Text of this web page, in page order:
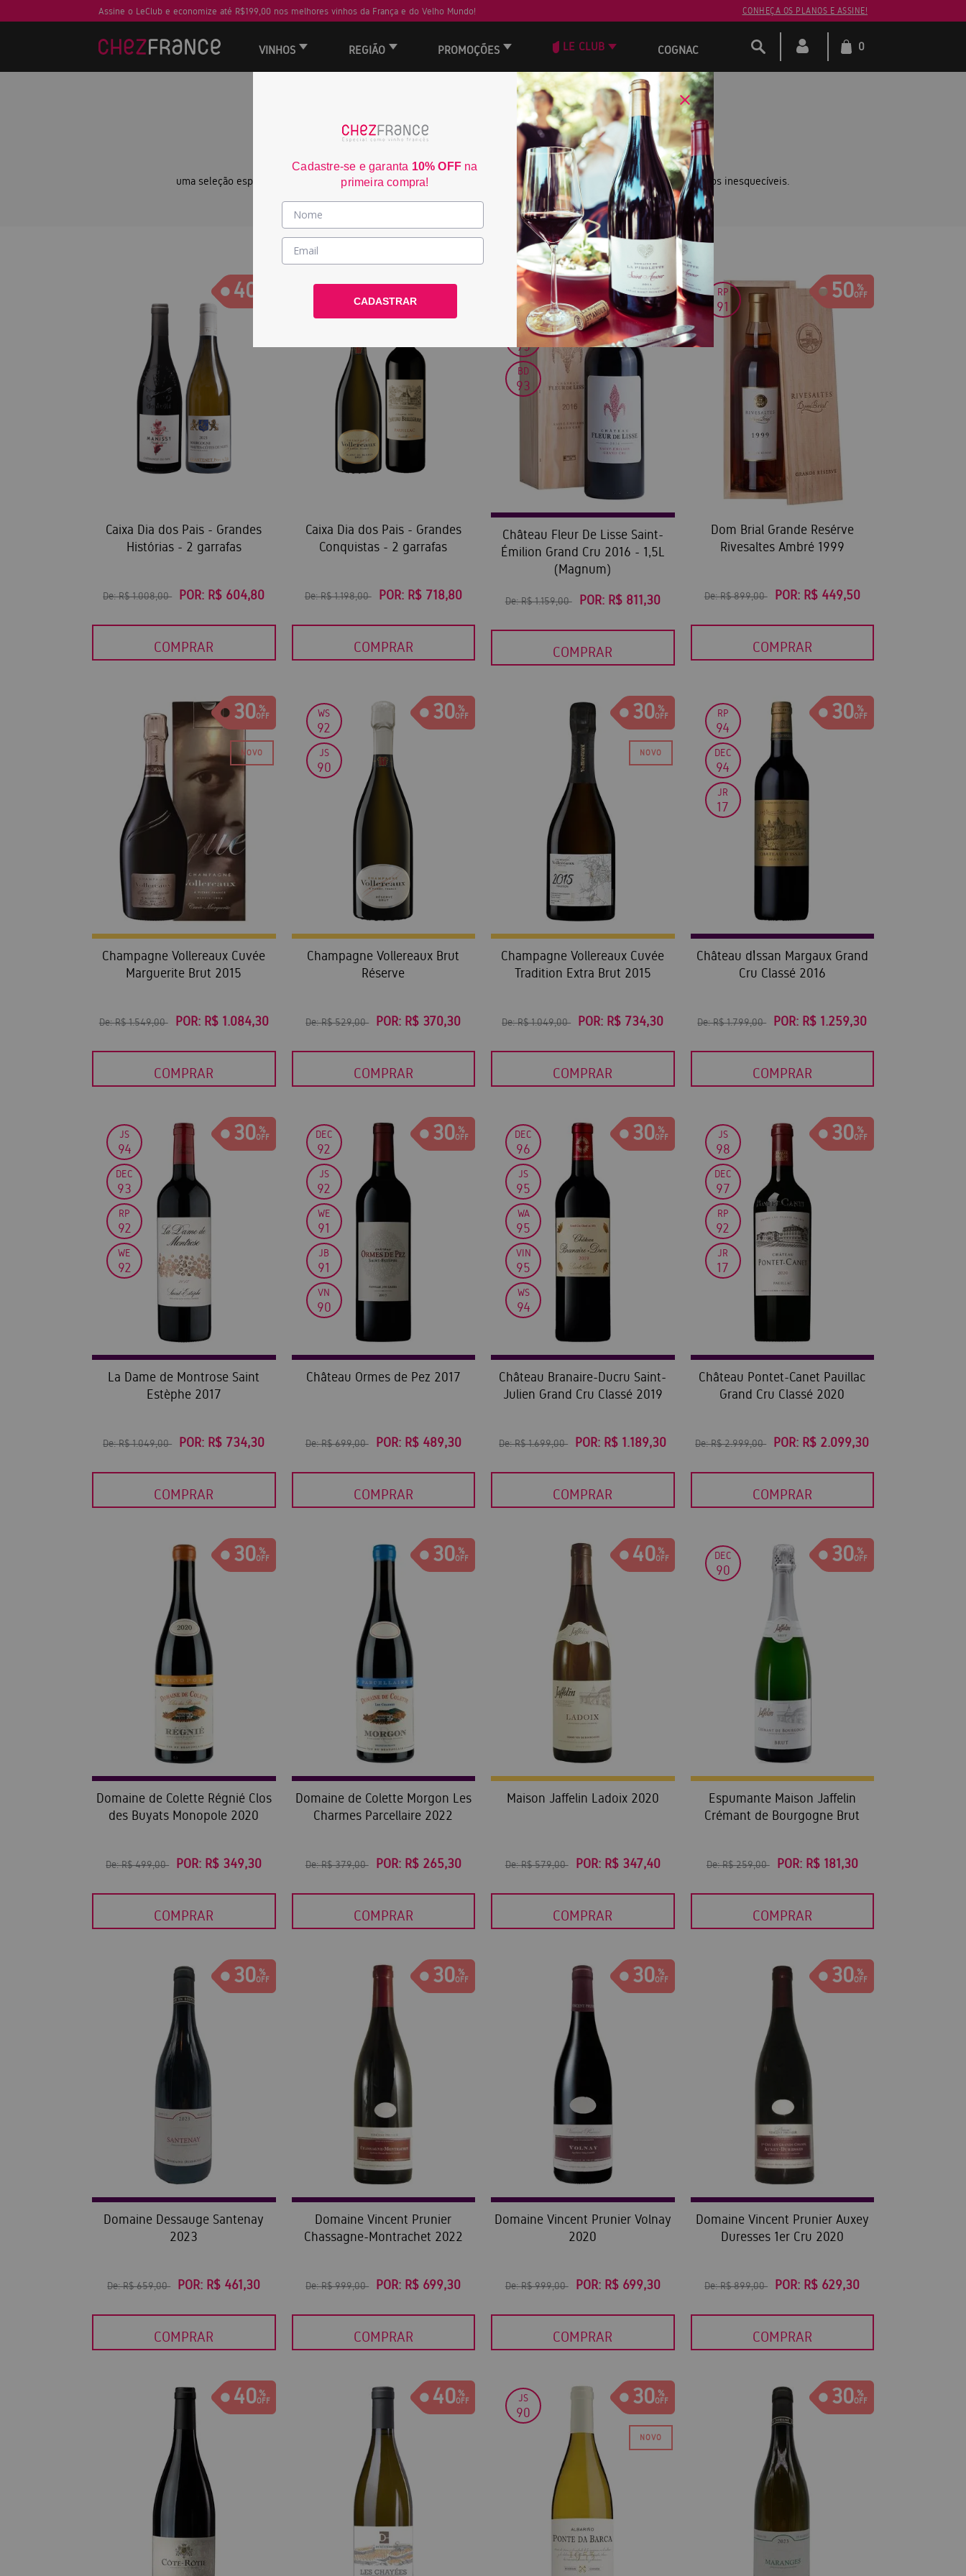
Assine o LeClub e economize até R$199,00 nos melhores vinhos da França e do Velho Mundo! CONHEÇA OS PLANOS E ASSINE!
VINHOS REGIÃO PROMOÇÕES LE CLUB COGNAC 0
— DIA DOS PAIS —
PARA QUEM ENSINOU OS MELHORES VALORES
Bordeaux, Châteauneuf-du-Pape, Borgonha e Provence:
uma seleção especial com alguns dos mais prestigiados terroirs da França para celebrar grandes histórias e momentos inesquecíveis.
Garanta seus rótulos com 30% na compra unitária ou 40% na compra das caixas.
40
Caixa Dia dos Pais - Grandes
Histórias - 2 garrafas
De:R$ 1.008,00 POR: R$ 604,80
COMPRAR
40
Caixa Dia dos Pais - Grandes
Conquistas - 2 garrafas
De:R$ 1.198,00 POR: R$ 718,80
COMPRAR
30
YB
94
JS
93
BD
93
Château Fleur De Lisse Saint-
Émilion Grand Cru 2016 - 1,5L
(Magnum)
De:R$ 1.159,00 POR: R$ 811,30
COMPRAR
50
RP
91
Dom Brial Grande Resérve
Rivesaltes Ambré 1999
De:R$ 899,00 POR: R$ 449,50
COMPRAR
30
Champagne Vollereaux Cuvée
Marguerite Brut 2015
De:R$ 1.549,00 POR: R$ 1.084,30
COMPRAR
30
WS
92
JS
90
Champagne Vollereaux Brut
Réserve
De:R$ 529,00 POR: R$ 370,30
COMPRAR
30
Champagne Vollereaux Cuvée
Tradition Extra Brut 2015
De:R$ 1.049,00 POR: R$ 734,30
COMPRAR
30
RP
94
DEC
94
JR
17
Château d’Issan Margaux Grand
Cru Classé 2016
De:R$ 1.799,00 POR: R$ 1.259,30
COMPRAR
30
JS
94
DEC
93
RP
92
WE
92
La Dame de Montrose Saint
Estèphe 2017
De:R$ 1.049,00 POR: R$ 734,30
COMPRAR
30
DEC
92
JS
92
WE
91
JB
91
VN
90
Château Ormes de Pez 2017
De:R$ 699,00 POR: R$ 489,30
COMPRAR
30
DEC
96
JS
95
WA
95
VIN
95
WS
94
Château Branaire-Ducru Saint-
Julien Grand Cru Classé 2019
De:R$ 1.699,00 POR: R$ 1.189,30
COMPRAR
30
JS
98
DEC
97
RP
92
JR
17
Château Pontet-Canet Pauillac
Grand Cru Classé 2020
De:R$ 2.999,00 POR: R$ 2.099,30
COMPRAR
30
Domaine de Colette Régnié Clos
des Buyats Monopole 2020
De:R$ 499,00 POR: R$ 349,30
COMPRAR
30
Domaine de Colette Morgon Les
Charmes Parcellaire 2022
De:R$ 379,00 POR: R$ 265,30
COMPRAR
40
Maison Jaffelin Ladoix 2020
De:R$ 579,00 POR: R$ 347,40
COMPRAR
30
DEC
90
Espumante Maison Jaffelin
Crémant de Bourgogne Brut
De:R$ 259,00 POR: R$ 181,30
COMPRAR
30
Domaine Dessauge Santenay
2023
De:R$ 659,00 POR: R$ 461,30
COMPRAR
30
Domaine Vincent Prunier
Chassagne-Montrachet 2022
De:R$ 999,00 POR: R$ 699,30
COMPRAR
30
Domaine Vincent Prunier Volnay
2020
De:R$ 999,00 POR: R$ 699,30
COMPRAR
30
Domaine Vincent Prunier Auxey
Duresses 1er Cru 2020
De:R$ 899,00 POR: R$ 629,30
COMPRAR
40 40 30
JS
90
30
Cadastre-se e garanta 10% OFF na
primeira compra!
CADASTRAR